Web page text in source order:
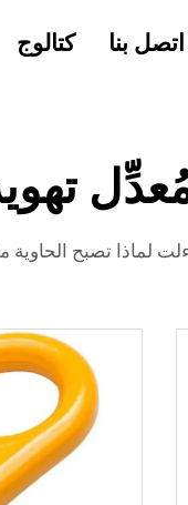
كتالوج اتصل بنا
لماذا تصبح